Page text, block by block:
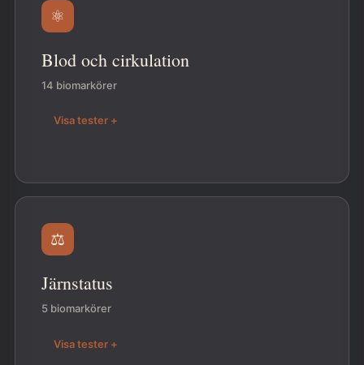
⚛
Blod och cirkulation
14 biomarkörer
Visa tester +
⚖
Järnstatus
5 biomarkörer
Visa tester +